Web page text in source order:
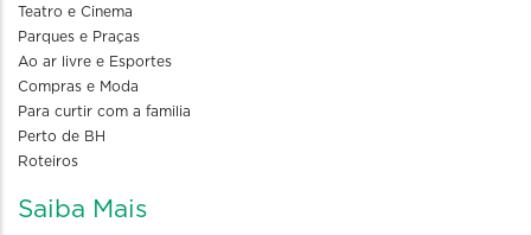
Teatro e Cinema
Parques e Praças
Ao ar livre e Esportes
Compras e Moda
Para curtir com a familia
Perto de BH
Roteiros
Saiba Mais